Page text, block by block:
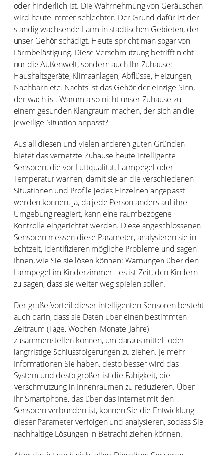
oder hinderlich ist. Die Wahrnehmung von Geräuschen
wird heute immer schlechter. Der Grund dafür ist der
ständig wachsende Lärm in städtischen Gebieten, der
unser Gehör schädigt. Heute spricht man sogar von
Lärmbelästigung. Diese Verschmutzung betrifft nicht
nur die Außenwelt, sondern auch Ihr Zuhause:
Haushaltsgeräte, Klimaanlagen, Abflüsse, Heizungen,
Nachbarn etc. Nachts ist das Gehör der einzige Sinn,
der wach ist. Warum also nicht unser Zuhause zu
einem gesunden Klangraum machen, der sich an die
jeweilige Situation anpasst?
Aus all diesen und vielen anderen guten Gründen
bietet das vernetzte Zuhause heute intelligente
Sensoren, die vor Luftqualität, Lärmpegel oder
Temperatur warnen, damit sie an die verschiedenen
Situationen und Profile jedes Einzelnen angepasst
werden können. Ja, da jede Person anders auf ihre
Umgebung reagiert, kann eine raumbezogene
Kontrolle eingerichtet werden. Diese angeschlossenen
Sensoren messen diese Parameter, analysieren sie in
Echtzeit, identifizieren mögliche Probleme und sagen
Ihnen, wie Sie sie lösen können: Warnungen über den
Lärmpegel im Kinderzimmer - es ist Zeit, den Kindern
zu sagen, dass sie weiter weg spielen sollen.
Der große Vorteil dieser intelligenten Sensoren besteht
auch darin, dass sie Daten über einen bestimmten
Zeitraum (Tage, Wochen, Monate, Jahre)
zusammenstellen können, um daraus mittel- oder
langfristige Schlussfolgerungen zu ziehen. Je mehr
Informationen Sie haben, desto besser wird das
System und desto größer ist die Fähigkeit, die
Verschmutzung in Innenräumen zu reduzieren. Über
Ihr Smartphone, das über das Internet mit den
Sensoren verbunden ist, können Sie die Entwicklung
dieser Parameter verfolgen und analysieren, sodass Sie
nachhaltige Lösungen in Betracht ziehen können.